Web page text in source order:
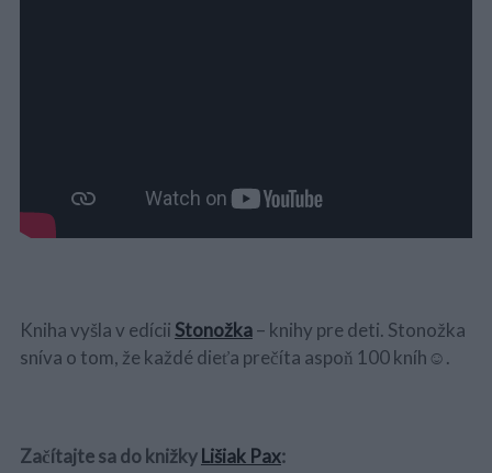
Kniha vyšla v edícii Stonožka– knihy pre deti. Stonožka
sníva o tom, že každé dieťa prečíta aspoň 100 kníh ☺.
Začítajte sa do knižky Lišiak Pax: